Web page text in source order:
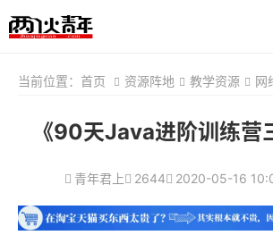
当前位置： 首页 资源阵地 教学资源 网
《90天Java进阶训练营
青年君上 2644 2020-05-16